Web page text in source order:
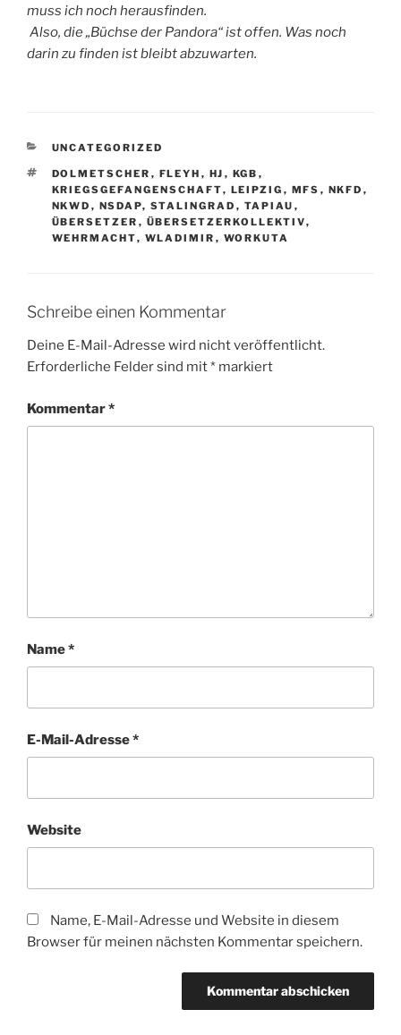
muss ich noch herausfinden.
Also, die „Büchse der Pandora“ ist offen. Was noch
darin zu finden ist bleibt abzuwarten.
KATEGORIEN
UNCATEGORIZED
SCHLAGWÖRTER
DOLMETSCHER , FLEYH , HJ , KGB ,
KRIEGSGEFANGENSCHAFT, LEIPZIG , MFS , NKFD ,
NKWD , NSDAP, STALINGRAD , TAPIAU ,
ÜBERSETZER , ÜBERSETZERKOLLEKTIV,
WEHRMACHT, WLADIMIR , WORKUTA
Schreibe einen Kommentar
Deine E-Mail-Adresse wird nicht veröffentlicht.
Erforderliche Felder sind mit* markiert
Kommentar*
Name*
E-Mail-Adresse*
Website
Name, E-Mail-Adresse und Website in diesem
Browser für meinen nächsten Kommentar speichern.